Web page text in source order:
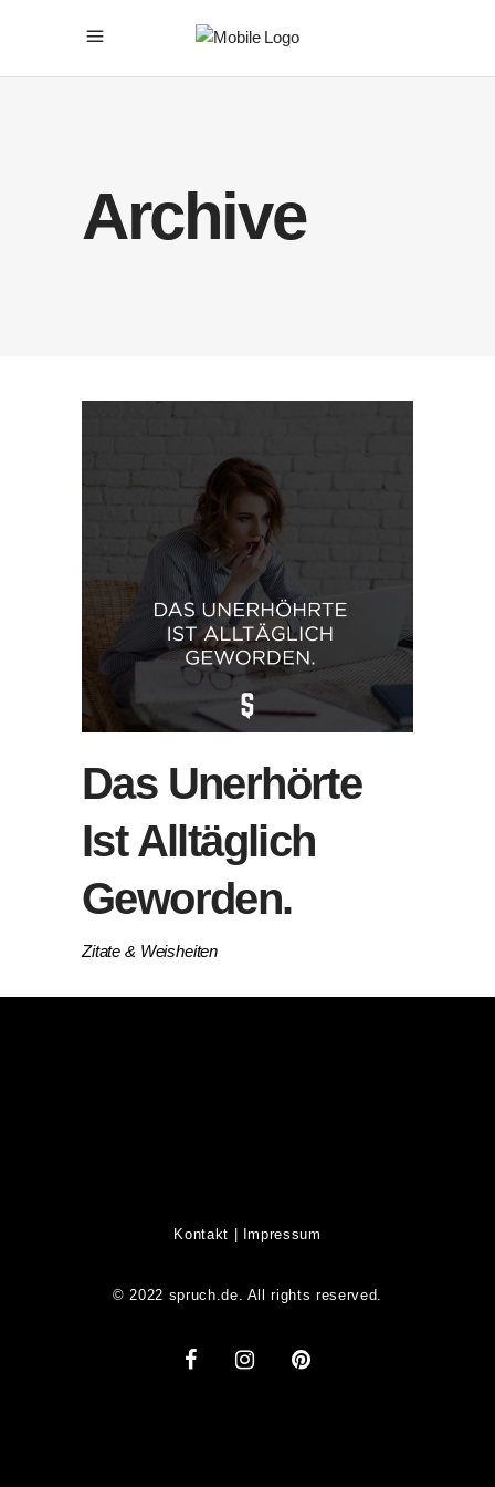
Archive
Das Unerhörte
Ist Alltäglich
Geworden.
Zitate & Weisheiten
Kontakt Impressum
© 2022 spruch.de. All rights reserved.